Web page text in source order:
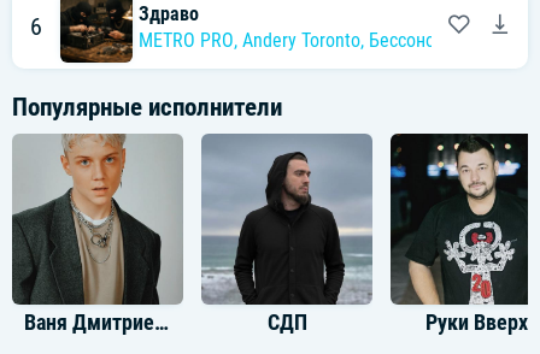
6
Здраво
METRO PRO, Andery Toronto, Бессонов
Популярные исполнители
Ваня Дмитриенко СДП Руки Вверх